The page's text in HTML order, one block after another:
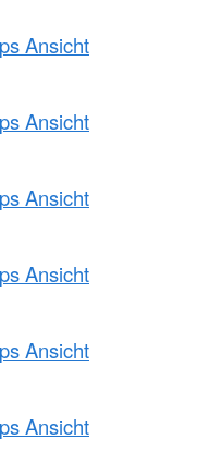
Ansicht
Ansicht
Ansicht
Ansicht
Ansicht
Ansicht